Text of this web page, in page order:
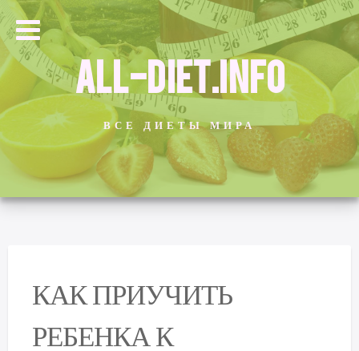
ALL-DIET.INFO
ВСЕ ДИЕТЫ МИРА
КАК ПРИУЧИТЬ
РЕБЕНКА К